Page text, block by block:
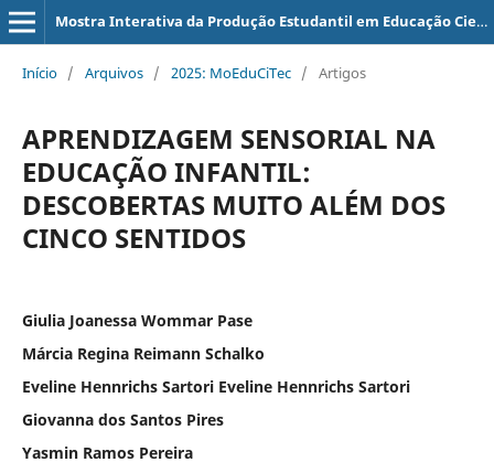
Mostra Interativa da Produção Estudantil em Educação Científica e Tecnológica
Início / Arquivos / 2025: MoEduCiTec / Artigos
APRENDIZAGEM SENSORIAL NA
EDUCAÇÃO INFANTIL:
DESCOBERTAS MUITO ALÉM DOS
CINCO SENTIDOS
Giulia Joanessa Wommar Pase
Márcia Regina Reimann Schalko
Eveline Hennrichs Sartori Eveline Hennrichs Sartori
Giovanna dos Santos Pires
Yasmin Ramos Pereira